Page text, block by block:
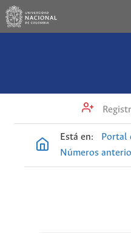
Está en: Portal
Números